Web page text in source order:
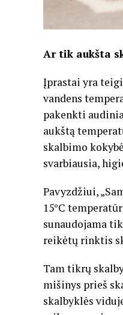
Ar tik aukšta
Įprastai yra
vandens
pakenkti
aukštą
skalbimo
svarbiausia,
Pavyzdžiui,
15°C
sunaudojama
reikėtų rinktis
Tam tikrų
mišinys prieš
skalbyklės